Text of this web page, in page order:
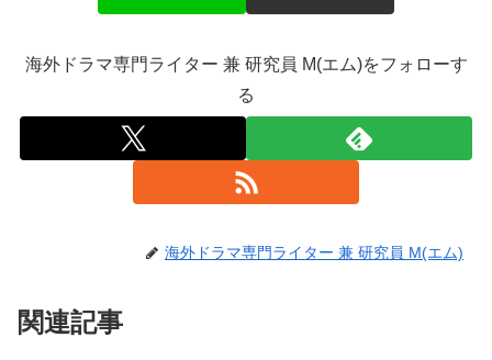
海外ドラマ専門ライター 兼 研究員 M(エム)をフォローす
る
海外ドラマ専門ライター 兼 研究員 M(エム)
関連記事